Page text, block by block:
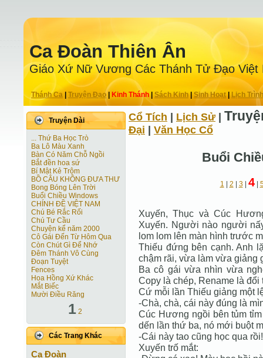
Ca Ðoàn Thiên Ân
Giáo Xứ Nữ Vương Các Thánh Tử Ðạo Việt
Thánh Ca Truyện Ðạo| Kinh Thánh Sách Kinh|Sinh Hoạt| Lịch Trình
Truyện Dài
... Thứ Ba Học Trò
Ba Lô Màu Xanh
Bàn Có Năm Chỗ Ngồi
Bắt đền hoa sứ
Bí Mật Kẻ Trộm
BỒ CÂU KHÔNG ĐƯA THƯ
Bong Bóng Lên Trời
Buổi Chiều Windows
CHÍNH ĐỀ VIỆT NAM
Chú Bé Rắc Rối
Chú Tư Cầu
Chuyện kể năm 2000
Cô Gái Ðến Từ Hôm Qua
Còn Chút Gì Ðể Nhớ
Đêm Thánh Vô Cùng
Ðoạn Tuyệt
Fences
Hoa Hồng Xứ Khác
Mắt Biếc
Mười Điều Răng
1 2
Các Trang Khác
Ca Ðoàn
Cổ Tích Lịch Sử
Ðại Văn Học Cổ
Buổi
1 2 3| 4|
Xuyến, Thục và Cúc
Xuyến. Người nào người
lom lom lên màn hình trước
Thiếu đứng bên cạnh. Anh
chậm rãi, vừa làm vừa giảng
Ba cô gái vừa nhìn vừa
Copy là chép, Rename là
Cứ mỗi lần Thiếu giảng một
-Chà, chà, cái này đúng là
Cúc Hương ngồi bên tủm
dến lần thứ ba, nó mới buột
-Cái này tao cũng học qua rồi!
Xuyến trố mắt: